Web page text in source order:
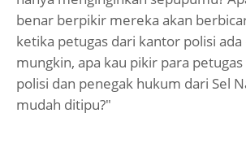
benar berpikir mereka akan
ketika petugas dari kantor polisi ada
mungkin, apa kau pikir para
polisi dan penegak hukum dari Sel
mudah ditipu?"